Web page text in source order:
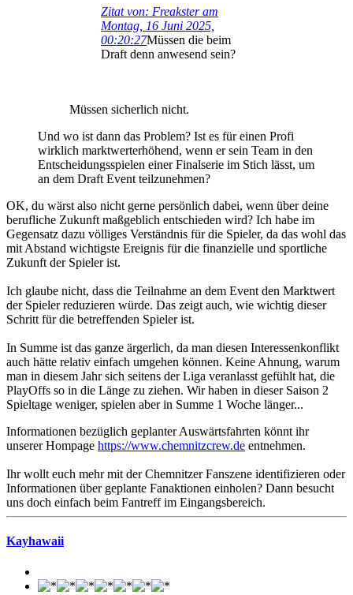
Zitat von: Freakster am
Montag, 16 Juni 2025,
00:20:27Müssen die beim
Draft denn anwesend sein?
Müssen sicherlich nicht.
Und wo ist dann das Problem? Ist es für einen Profi
wirklich marktwerterhöhend, wenn er sein Team in den
Entscheidungsspielen einer Finalserie im Stich lässt, um
an dem Draft Event teilzunehmen?
OK, du wärst also nicht gerne persönlich dabei, wenn über deine
berufliche Zukunft maßgeblich entschieden wird? Ich habe im
Gegensatz dazu völliges Verständnis für die Spieler, da das wohl das
mit Abstand wichtigste Ereignis für die finanzielle und sportliche
Zukunft der Spieler ist.
Ich glaube nicht, dass die Teilnahme an dem Event den Marktwert
der Spieler reduzieren würde. Das zeigt auch, wie wichtig dieser
Schritt für die betreffenden Spieler ist.
In Summe ist das ganze ärgerlich, da man diesen Interessenkonflikt
auch hätte relativ einfach umgehen können. Keine Ahnung, warum
man in diesem Jahr sich seitens der Liga veranlasst gefühlt hat, die
PlayOffs so in die Länge zu ziehen. Wir haben in dieser Saison 2
Spieltage weniger, spielen aber in Summe 1 Woche länger...
Informationen bezüglich geplanter Auswärtsfahrten könnt ihr
unserer Hompage https://www.chemnitzcrew.de entnehmen.
Ihr wollt euch mehr mit der Chemnitzer Fanszene identifizieren oder
Informationen über geplante Fanaktionen einholen? Dann besucht
uns doch einfach beim Fantreff im Eingangsbereich.
Kayhawaii